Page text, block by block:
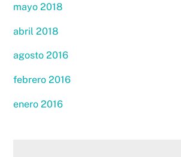
mayo 2018
abril 2018
agosto 2016
febrero 2016
enero 2016